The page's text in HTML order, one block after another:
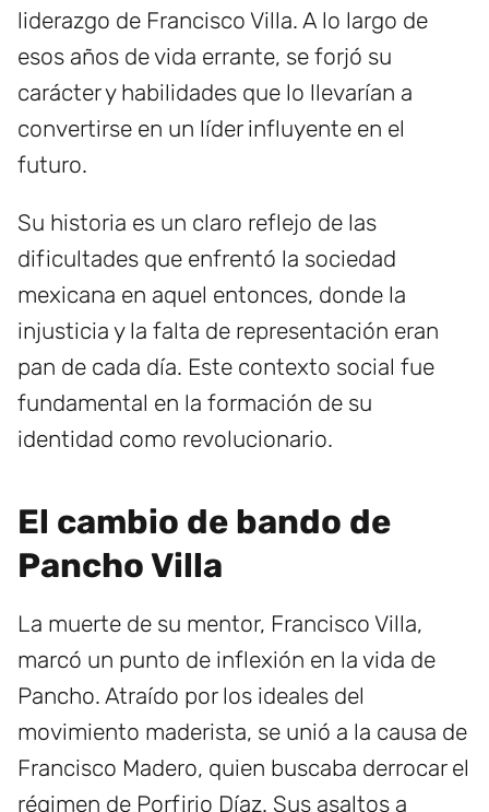
liderazgo de Francisco Villa. A lo largo de
esos años de vida errante, se forjó su
carácter y habilidades que lo llevarían a
convertirse en un líder influyente en el
futuro.
Su historia es un claro reflejo de las
dificultades que enfrentó la sociedad
mexicana en aquel entonces, donde la
injusticia y la falta de representación eran
pan de cada día. Este contexto social fue
fundamental en la formación de su
identidad como revolucionario.
El cambio de bando de
Pancho Villa
La muerte de su mentor, Francisco Villa,
marcó un punto de inflexión en la vida de
Pancho. Atraído por los ideales del
movimiento maderista, se unió a la causa de
Francisco Madero, quien buscaba derrocar el
régimen de Porfirio Díaz. Sus asaltos a